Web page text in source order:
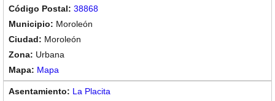
38868
Moroleón
Moroleón
Urbana
Mapa
La Placita